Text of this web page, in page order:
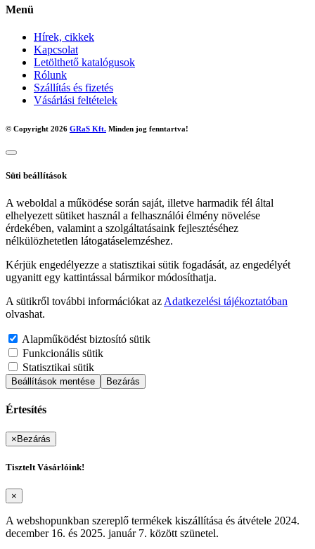
Menü
Hírek, cikkek
Kapcsolat
Letölthető katalógusok
Rólunk
Szállítás és fizetés
Vásárlási feltételek
© Copyright 2026 GRaS Kft. Minden jog fenntartva!
Süti beállítások
A weboldal a működése során saját, illetve harmadik fél által
elhelyezett sütiket használ a felhasználói élmény növelése
érdekében, valamint a szolgáltatásaink fejlesztéséhez
nélkülözhetetlen látogatáselemzéshez.
Kérjük engedélyezze a statisztikai sütik fogadását, az engedélyét
ugyanitt egy kattintással bármikor módosíthatja.
A sütikről további információkat az Adatkezelési tájékoztatóban
olvashat.
Alapműködést biztosító sütik
Funkcionális sütik
Statisztikai sütik
Beállítások mentése Bezárás
Értesítés
× Bezárás
Tisztelt Vásárlóink!
×
A webshopunkban szereplő termékek kiszállítása és átvétele 2024.
december 16. és 2025. január 7. között szünetel.